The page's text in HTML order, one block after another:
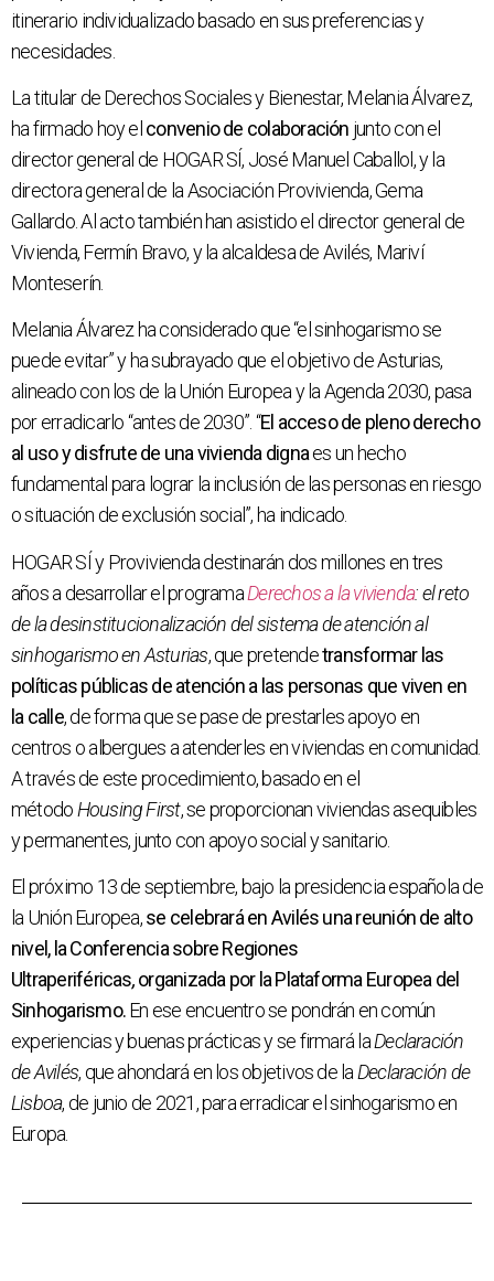
itinerario individualizado basado en sus preferencias y
necesidades.
La titular de Derechos Sociales y Bienestar, Melania Álvarez,
ha firmado hoy el convenio de colaboración junto con el
director general de HOGAR SÍ, José Manuel Caballol, y la
directora general de la Asociación Provivienda, Gema
Gallardo. Al acto también han asistido el director general de
Vivienda, Fermín Bravo, y la alcaldesa de Avilés, Mariví
Monteserín.
Melania Álvarez ha considerado que “el sinhogarismo se
puede evitar” y ha subrayado que el objetivo de Asturias,
alineado con los de la Unión Europea y la Agenda 2030, pasa
por erradicarlo “antes de 2030”. “El acceso de pleno derecho
al uso y disfrute de una vivienda dignaes un hecho
fundamental para lograr la inclusión de las personas en riesgo
o situación de exclusión social”, ha indicado.
HOGAR SÍ y Provivienda destinarán dos millones en tres
años a desarrollar el programaDerechos a la vivienda: el reto
de la desinstitucionalización del sistema de atención al
sinhogarismo en Asturias, que pretendetransformar las
políticas públicas de atención a las personas que viven en
la calle, de forma que se pase de prestarles apoyo en
centros o albergues a atenderles en viviendas en comunidad.
A través de este procedimiento, basado en el
método Housing First, se proporcionan viviendas asequibles
y permanentes, junto con apoyo social y sanitario.
El próximo 13 de septiembre, bajo la presidencia española de
la Unión Europea,se celebrará en Avilés una reunión de alto
nivel, la Conferencia sobre Regiones
Ultraperiféricas,organizada por la Plataforma Europea del
Sinhogarismo.En ese encuentro se pondrán en común
experiencias y buenas prácticas y se firmará laDeclaración
de Avilés, que ahondará en los objetivos de la Declaración de
Lisboa, de junio de 2021, para erradicar el sinhogarismo en
Europa.